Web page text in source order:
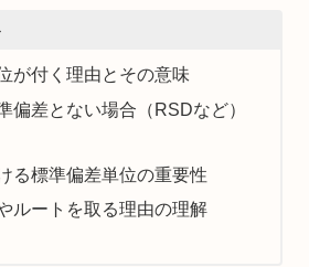
が付く理由とその意味
偏差とない場合（RSDなど）
る標準偏差単位の重要性
ルートを取る理由の理解